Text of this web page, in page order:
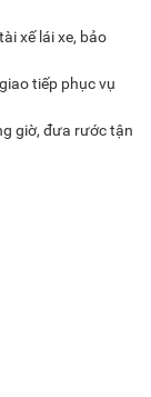
xế lái xe, bảo
tiếp phục vụ
giờ, đưa rước tận